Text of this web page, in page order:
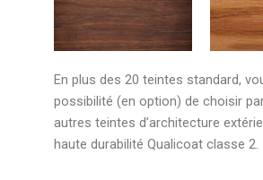
En plus des 20 teintes standard,
possibilité (en option) de choisir
autres teintes d’architecture
haute durabilité Qualicoat classe 2.